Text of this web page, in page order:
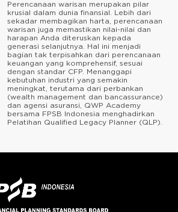
Perencanaan warisan merupakan pilar
krusial dalam dunia finansial. Lebih dari
sekadar membagikan harta, perencanaan
warisan juga memastikan nilai-nilai dan
harapan Anda diteruskan kepada
generasi selanjutnya. Hal ini menjadi
bagian tak terpisahkan dari perencanaan
keuangan yang komprehensif, sesuai
dengan standar CFP. Menanggapi
kebutuhan industri yang semakin
meningkat, terutama dari perbankan
(wealth management dan bancassurance)
dan agensi asuransi, QWP Academy
bersama FPSB Indonesia menghadirkan
Pelatihan Qualified Legacy Planner (QLP).